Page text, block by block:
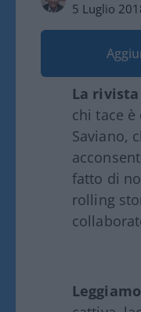
5 Luglio
La
chi tace
Saviano,
fatto di
rolling